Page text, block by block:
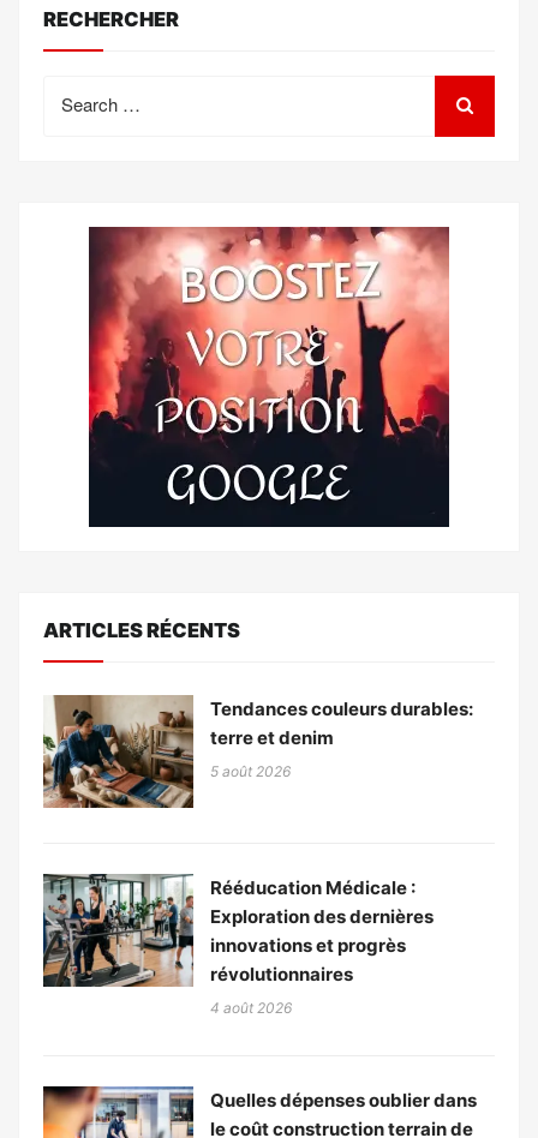
RECHERCHER
for:
ARTICLES RÉCENTS
Tendances couleurs durables:
terre et denim
5 août 2026
Rééducation Médicale :
Exploration des dernières
innovations et progrès
révolutionnaires
4 août 2026
Quelles dépenses oublier dans
le coût construction terrain de